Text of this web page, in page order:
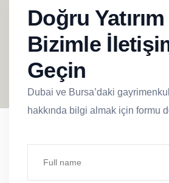
Doğru
Bizimle
Geçin
Dubai ve Bursa’daki gayrimenkul
hakkında bilgi almak için formu